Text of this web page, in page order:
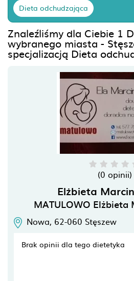
Dieta odchudzająca
Znaleźliśmy dla Ciebie 1
wybranego miasta -
specjalizacją Dieta
(0 opinii)
Elżbieta
MATULOWO Elżbieta
Nowa, 62-060 Stęszew
Brak opinii dla tego dietetyka